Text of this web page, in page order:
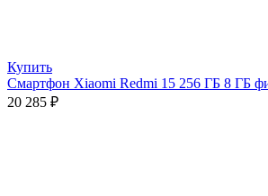
Купить
Смартфон Xiaomi Redmi 15 256 ГБ 8 ГБ
20 285 ₽